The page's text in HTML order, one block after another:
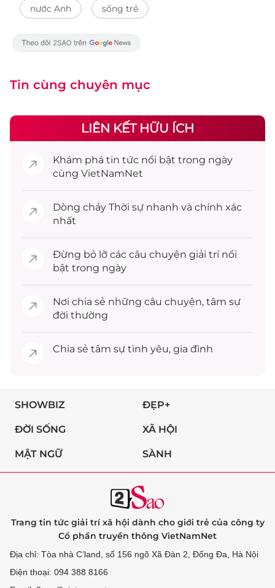
nước Anh sống trẻ
Tin cùng chuyên mục
LIÊN KẾT HỮU ÍCH
Khám phá tin tức nổi bật trong ngày
cùng VietNamNet
Dòng chảy Thời sự nhanh và chính xác
nhất
Đừng bỏ lỡ các câu chuyện giải trínổi
bật trong ngày
Nơi chia sẻ những câu chuyện, tâm sự
đời thường
Chia sẻ tâm sự tình yêu, gia đình
SHOWBIZ ĐẸP+
ĐỜI SỐNG XÃ HỘI
MẬT NGỮ SÀNH
Trang tin tức giải trí xã hội dành cho giới trẻ của công ty
Cổ phần truyền thông VietNamNet
Địa chỉ: Tòa nhà C’land, số 156 ngõ Xã Đàn 2, Đống Đa, Hà Nội
Điện thoại: 094 388 8166